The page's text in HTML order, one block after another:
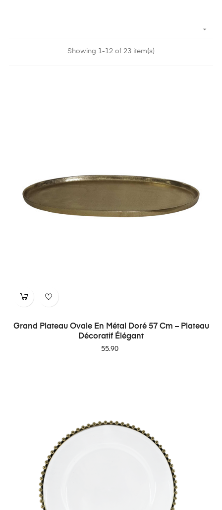

Showing 1-12 of 23 item(s)
Grand Plateau Ovale En Métal Doré 57 Cm – Plateau
Décoratif Élégant
Price
55.90